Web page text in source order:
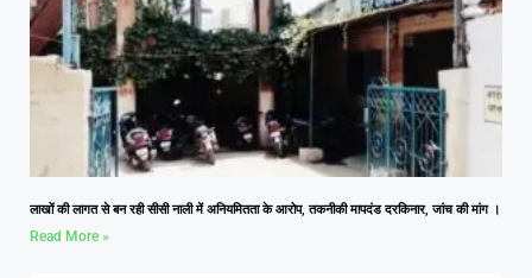
लाखों की लागत से बन रही सीसी नाली में अनियमितता के आरोप, तकनीकी मापदंड दरकिनार, जांच की मांग ।
Read More »